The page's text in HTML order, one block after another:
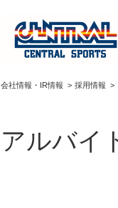
会社情報・IR情報 > 採用情報 >
アルバイ